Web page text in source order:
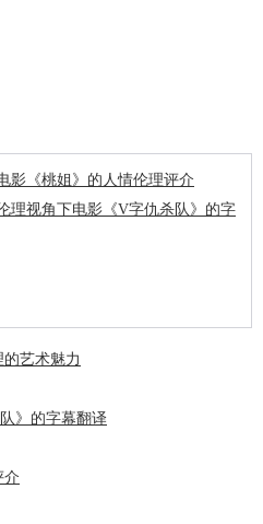
影《桃姐》的人情伦理评介
理视角下电影《V字仇杀队》的字
艺术魅力
》的字幕翻译
介